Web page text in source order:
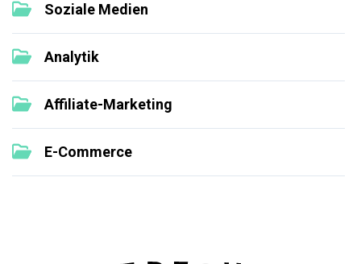
Soziale Medien
Analytik
Affiliate-Marketing
E-Commerce